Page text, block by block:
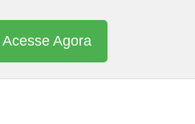
Acesse Agora